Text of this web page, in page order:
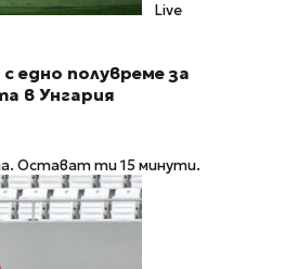
Live
едно полувреме за
в Унгария
Остават ти 15 минути.